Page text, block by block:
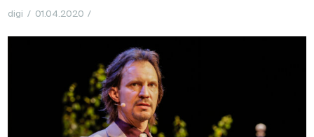
digi 01.04.2020